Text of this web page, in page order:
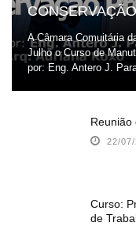
A Câmara Comuitária
Julho o Curso de
por: Eng. Antero J.
Reunião
22/
Curso:
de